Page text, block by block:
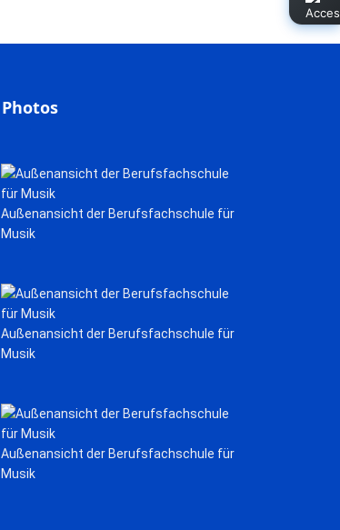
Photos
Außenansicht der Berufsfachschule für
Musik
Außenansicht der Berufsfachschule für
Musik
Außenansicht der Berufsfachschule für
Musik